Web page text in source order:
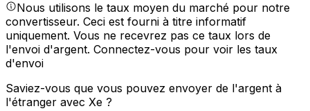
Nous utilisons le taux moyen du marché pour notre
convertisseur. Ceci est fourni à titre informatif
uniquement. Vous ne recevrez pas ce taux lors de
l'envoi d'argent. Connectez-vous pour voir les taux
d'envoi
Saviez-vous que vous pouvez envoyer de l'argent à
l'étranger avec Xe ?